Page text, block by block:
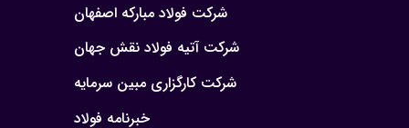
شرکت فولاد مبارکه اصفهان
شرکت آتیه فولاد نقش جهان
شرکت کارگزاری مبین سرمایه
خبرنامه فولاد